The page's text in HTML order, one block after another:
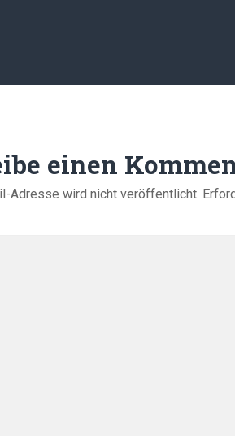
einen
Adresse wird nicht veröffentlicht.